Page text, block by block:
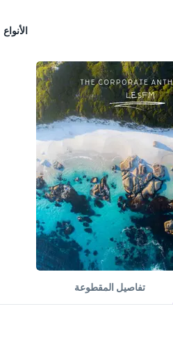
الأنواع
تفاصيل المقطوعة